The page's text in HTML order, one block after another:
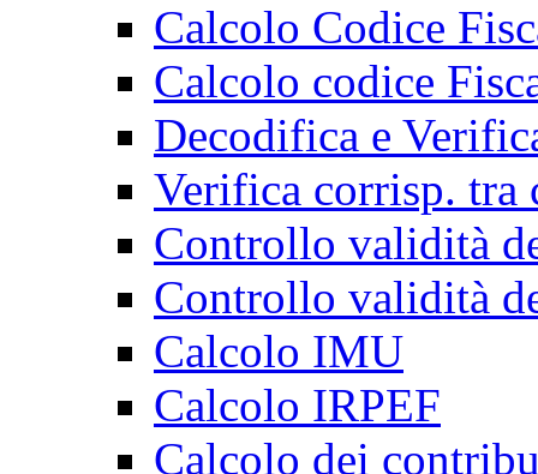
Calcolo Codice
Calcolo codice
Decodifica e
Verifica corrisp. tra
Controllo validità
Controllo validità
Calcolo IMU
Calcolo IRPEF
Calcolo dei